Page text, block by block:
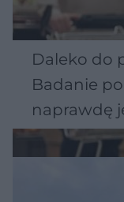
Daleko do
Badanie
naprawdę